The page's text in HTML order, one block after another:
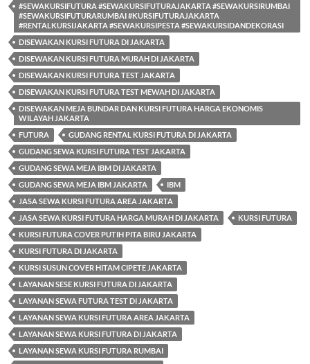
#SEWAKURSIFUTURA #SEWAKURSIFUTURAJAKARTA #SEWAKURSIRUMBAI
#SEWAKURSIFUTURARUMBAI #KURSIFUTURAJAKARTA
#RENTALKURSIJAKARTA #SEWAKURSIPESTA #SEWAKURSIDANDEKORASI
DISEWAKAN KURSI FUTURA DI JAKARTA
DISEWAKAN KURSI FUTURA MURAH DI JAKARTA
DISEWAKAN KURSI FUTURA TEST JAKARTA
DISEWAKAN KURSI FUTURA TEST MEWAH DI JAKARTA
DISEWAKAN MEJA BUNDAR DAN KURSI FUTURA HARGA EKONOMIS
WILAYAH JAKARTA
FUTURA
GUDANG RENTAL KURSI FUTURA DI JAKARTA
GUDANG SEWA KURSI FUTURA TEST JAKARTA
GUDANG SEWA MEJA IBM DI JAKARTA
GUDANG SEWA MEJA IBM JAKARTA
IBM
JASA SEWA KURSI FUTURA AREA JAKARTA
JASA SEWA KURSI FUTURA HARGA MURAH DI JAKARTA
KURSI FUTURA
KURSI FUTURA COVER PUTIH PITA BIRU JAKARTA
KURSI FUTURA DI JAKARTA
KURSI SUSUN COVER HITAM CIPETE JAKARTA
LAYANAN SESE KURSI FUTURA DI JAKARTA
LAYANAN SEWA FUTURA TEST DI JAKARTA
LAYANAN SEWA KURSI FUTURA AREA JAKARTA
LAYANAN SEWA KURSI FUTURA DI JAKARTA
LAYANAN SEWA KURSI FUTURA RUMBAI